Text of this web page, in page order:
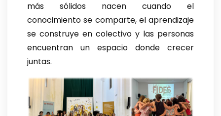
más sólidos nacen cuando el
conocimiento se comparte, el aprendizaje
se construye en colectivo y las personas
encuentran un espacio donde crecer
juntas.